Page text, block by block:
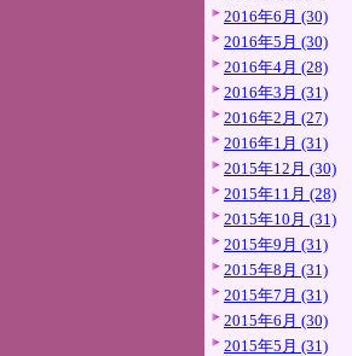
2016年6月 (30)
2016年5月 (30)
2016年4月 (28)
2016年3月 (31)
2016年2月 (27)
2016年1月 (31)
2015年12月 (30)
2015年11月 (28)
2015年10月 (31)
2015年9月 (31)
2015年8月 (31)
2015年7月 (31)
2015年6月 (30)
2015年5月 (31)